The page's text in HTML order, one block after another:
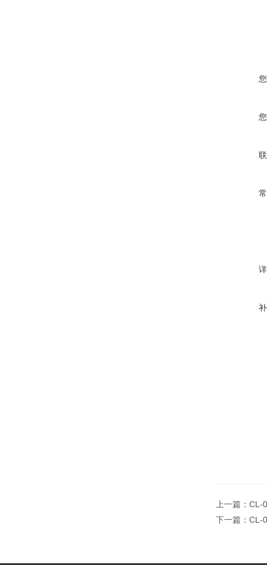
上一篇： CL-
下一篇： CL-